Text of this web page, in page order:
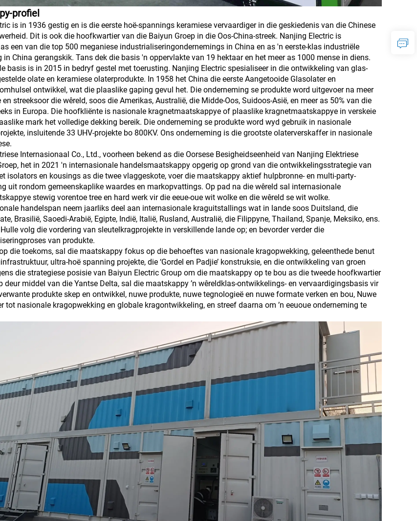
profiel
is in 1936 gestig en is die eerste hoë-spannings keramiese vervaardiger in die geskiedenis van die Chinese
Dit is ook die hoofkwartier van die Baiyun Groep in die Oos-China-streek. Nanjing Electric is
een van die top 500 meganiese industrialiseringondernemings in China en as 'n eerste-klas industriële
in China gerangskik. Tans dek die basis 'n oppervlakte van 19 hektaar en het meer as 1000 mense in diens.
basis is in 2015 in bedryf gestel met toerusting. Nanjing Electric spesialiseer in die ontwikkeling van glas-
olate en keramiese olaterprodukte. In 1958 het China die eerste Aangetooide Glasolater en
ontwikkel, wat die plaaslike gaping gevul het. Die onderneming se produkte word uitgevoer na meer
streeksoor die wêreld, soos die Amerikas, Australië, die Midde-Oos, Suidoos-Asië, en meer as 50% van die
in Europa. Die hoofkliënte is nasionale kragnetmaatskappye of plaaslike kragnetmaatskappye in verskeie
mark het volledige dekking bereik. Die onderneming se produkte word wyd gebruik in nasionale
insluitende 33 UHV-projekte bo 800KV. Ons onderneming is die grootste olaterverskaffer in nasionale
Internasionaal Co., Ltd., voorheen bekend as die Oorsese Besigheidseenheid van Nanjing Elektriese
het in 2021 'n internasionale handelsmaatskappy opgerig op grond van die ontwikkelingsstrategie van
isolators en kousings as die twee vlaggeskote, voer die maatskappy aktief hulpbronne- en multi-party-
uit rondom gemeenskaplike waardes en markopvattings. Op pad na die wêreld sal internasionale
stewig vorentoe tree en hard werk vir die eeue-oue wit wolke en die wêreld se wit wolke.
handelspan neem jaarliks deel aan internasionale kraguitstallings wat in lande soos Duitsland, die
Brasilië, Saoedi-Arabië, Egipte, Indië, Italië, Rusland, Australië, die Filippyne, Thailand, Spanje, Meksiko, ens.
volg die vordering van sleutelkragprojekte in verskillende lande op; en bevorder verder die
van produkte.
die toekoms, sal die maatskappy fokus op die behoeftes van nasionale kragopwekking, geleenthede benut
ultra-hoë spanning projekte, die ‘Gordel en Padjie’ konstruksie, en die ontwikkeling van groen
die strategiese posisie van Baiyun Electric Group om die maatskappy op te bou as die tweede hoofkwartier
deur middel van die Yantse Delta, sal die maatskappy ’n wêreldklas-ontwikkelings- en vervaardigingsbasis vir
produkte skep en ontwikkel, nuwe produkte, nuwe tegnologieë en nuwe formate verken en bou, Nuwe
tot nasionale kragopwekking en globale kragontwikkeling, en streef daarna om ’n eeuoue onderneming te